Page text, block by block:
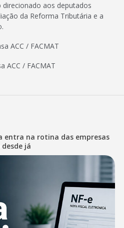
aos deputados
da Reforma Tributária e a
ACC / FACMAT
ACC / FACMAT
entra na rotina das empresas
já